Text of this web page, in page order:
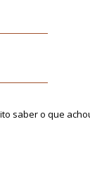
saber o que